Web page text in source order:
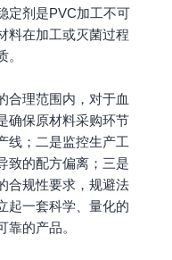
定剂是PVC加工不可
料在加工或灭菌过程
合理范围内，对于血
确保原材料采购环节
线；二是监控生产工
致的配方偏离；三是
合规性要求，规避法
起一套科学、量化的
的产品。